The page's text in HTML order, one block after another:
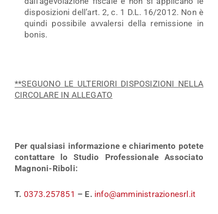
disposizioni dell’art. 2, c. 1 D.L. 16/2012. Non è
quindi possibile avvalersi della remissione in
bonis.
**SEGUONO LE ULTERIORI DISPOSIZIONI NELLA
CIRCOLARE IN ALLEGATO
Per qualsiasi informazione e chiarimento potete
contattare lo Studio Professionale Associato
Magnoni-Riboli:
T. 0373.257851 – E. info@amministrazionesrl.it